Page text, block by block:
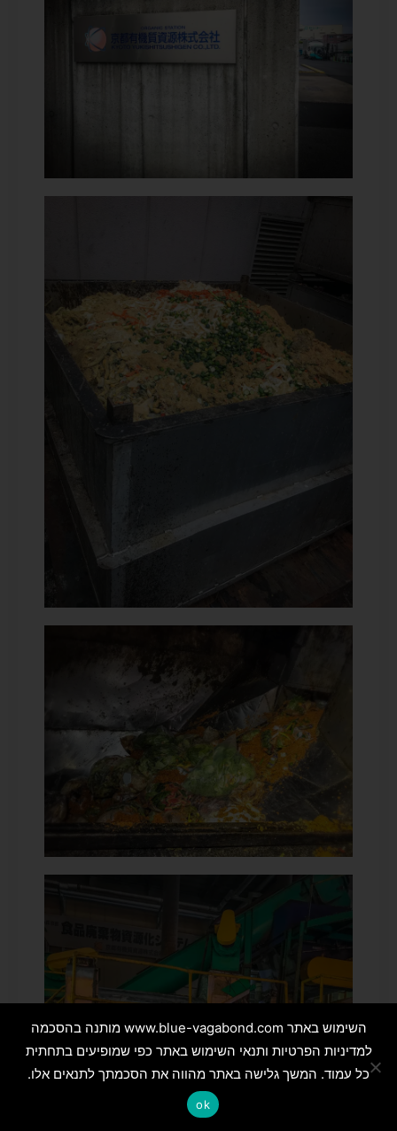
השימוש באתר www.blue-vagabond.com מותנה בהסכמה
למדיניות הפרטיות ותנאי השימוש באתר כפי שמופיעים בתחתית
כל עמוד. המשך גלישה באתר מהווה את הסכמתך לתנאים אלו.
ok